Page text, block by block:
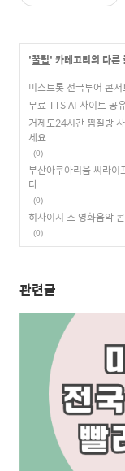
'꿀팁' 카테고리의 다른
미스트롯 전국투어 콘
무료 TTS AI 사이트 공
거제도24시간 찜질방
세요
(0)
부산아쿠아리움 씨라이
다
(0)
히사이시 조 영화음악
(0)
관련글